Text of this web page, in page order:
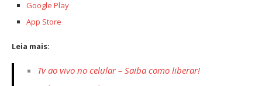
Google Play
App Store
Leia mais:
Tv ao vivo no celular – Saiba como liberar!